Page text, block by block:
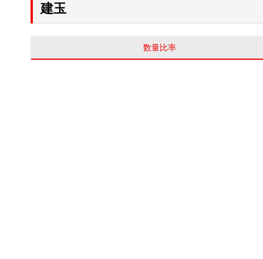
建玉
数量比率